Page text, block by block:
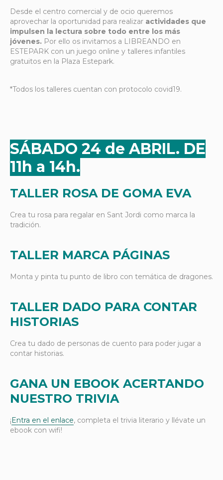
Desde el centro comercial y de ocio queremos
aprovechar la oportunidad para realizar actividades que
impulsen la lectura sobre todo entre los más
jóvenes. Por ello os invitamos a LIBREANDO en
ESTEPARK con un juego online y talleres infantiles
gratuitos en la Plaza Estepark.
*Todos los talleres cuentan con protocolo covid19.
SÁBADO 24 de ABRIL. DE
11h a 14h.
TALLER ROSA DE GOMA EVA
Crea tu rosa para regalar en Sant Jordi como marca la
tradición.
TALLER MARCA PÁGINAS
Monta y pinta tu punto de libro con temática de dragones.
TALLER DADO PARA CONTAR
HISTORIAS
Crea tu dado de personas de cuento para poder jugar a
contar historias.
GANA UN EBOOK ACERTANDO
NUESTRO TRIVIA
¡Entra en el enlace, completa el trivia literario y llévate un
ebook con wifi!